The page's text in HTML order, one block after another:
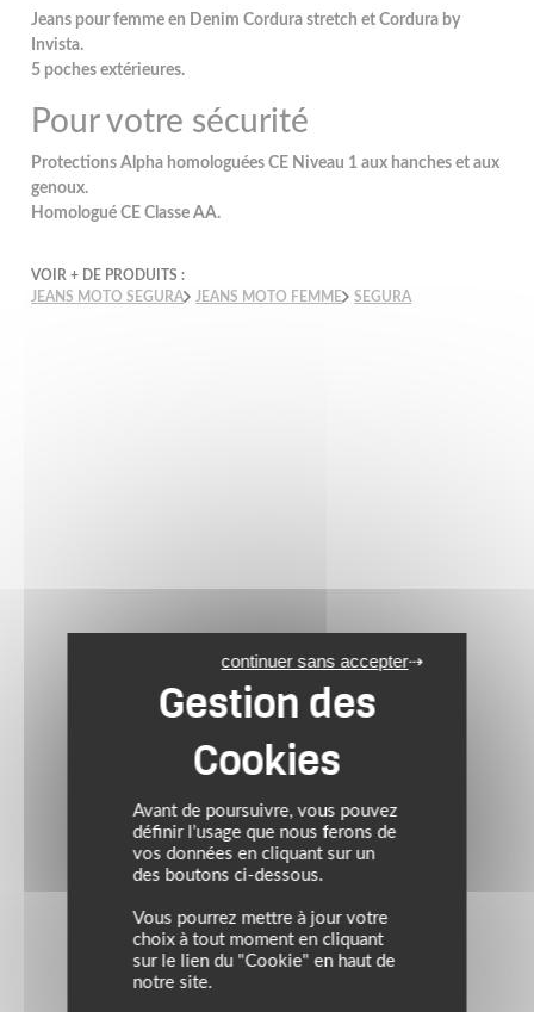
Jeans pour femme en Denim Cordura stretch et Cordura by
Invista.
5 poches extérieures.
Pour votre sécurité
Protections Alpha homologuées CE Niveau 1 aux hanches et aux
genoux.
Homologué CE Classe AA.
VOIR + DE PRODUITS :
JEANS MOTO SEGURA
JEANS MOTO FEMME SEGURA
Avant de poursuivre, vous pouvez
définir l’usage que nous ferons de
vos données en cliquant sur un
des boutons ci-dessous.
Vous pourrez mettre à jour votre
choix à tout moment en cliquant
sur le lien du "Cookie" en haut de
notre site.
continuer sans accepter